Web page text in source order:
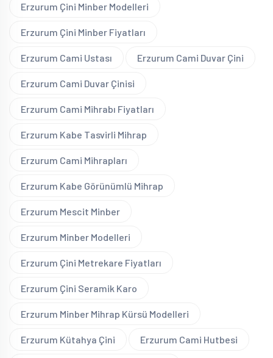
Erzurum Çini Minber Modelleri
Erzurum Çini Minber Fiyatları
Erzurum Cami Ustası Erzurum Cami Duvar Çini
Erzurum Cami Duvar Çinisi
Erzurum Cami Mihrabı Fiyatları
Erzurum Kabe Tasvirli Mihrap
Erzurum Cami Mihrapları
Erzurum Kabe Görünümlü Mihrap
Erzurum Mescit Minber
Erzurum Minber Modelleri
Erzurum Çini Metrekare Fiyatları
Erzurum Çini Seramik Karo
Erzurum Minber Mihrap Kürsü Modelleri
Erzurum Kütahya Çini Erzurum Cami Hutbesi